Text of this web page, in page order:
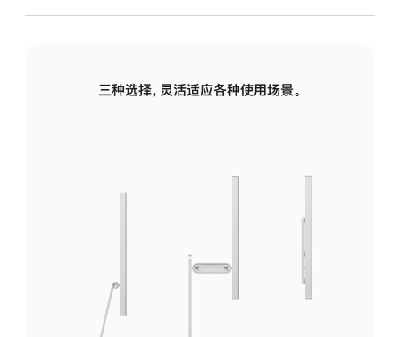
三种选择，灵活适应各种使用场景。